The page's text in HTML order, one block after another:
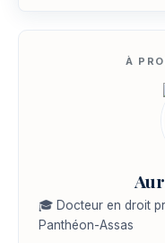
🎓 Docteur en droit
Panthéon-Assas